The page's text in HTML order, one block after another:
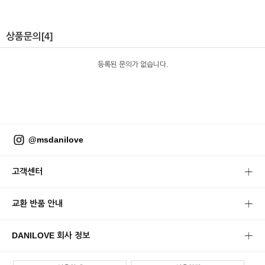
상품문의 [4]
등록된 문의가 없습니다.
@msdanilove
고객센터
교환 반품 안내
DANILOVE 회사 정보